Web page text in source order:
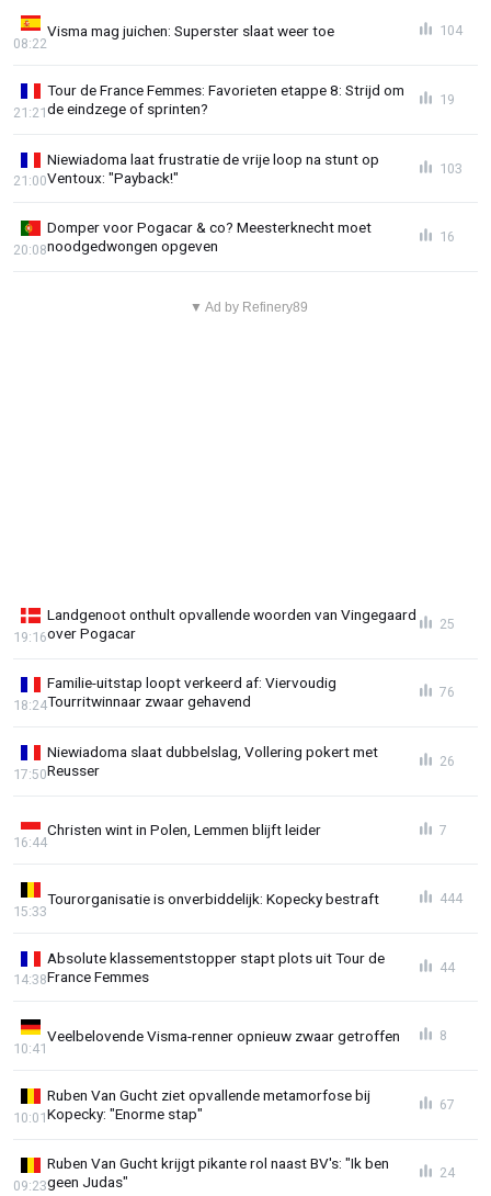
Visma mag juichen: Superster slaat weer toe
08:22
104
Tour de France Femmes: Favorieten etappe 8: Strijd om
de eindzege of sprinten?
21:21
19
Niewiadoma laat frustratie de vrije loop na stunt op
Ventoux: "Payback!"
21:00
103
Domper voor Pogacar & co? Meesterknecht moet
noodgedwongen opgeven
20:08
16
▼ Ad by Refinery89
Landgenoot onthult opvallende woorden van Vingegaard
over Pogacar
19:16
25
Familie-uitstap loopt verkeerd af: Viervoudig
Tourritwinnaar zwaar gehavend
18:24
76
Niewiadoma slaat dubbelslag, Vollering pokert met
Reusser
17:50
26
Christen wint in Polen, Lemmen blijft leider
16:44
7
Tourorganisatie is onverbiddelijk: Kopecky bestraft
15:33
444
Absolute klassementstopper stapt plots uit Tour de
France Femmes
14:38
44
Veelbelovende Visma-renner opnieuw zwaar getroffen
10:41
8
Ruben Van Gucht ziet opvallende metamorfose bij
Kopecky: "Enorme stap"
10:01
67
Ruben Van Gucht krijgt pikante rol naast BV's: "Ik ben
geen Judas"
09:23
24